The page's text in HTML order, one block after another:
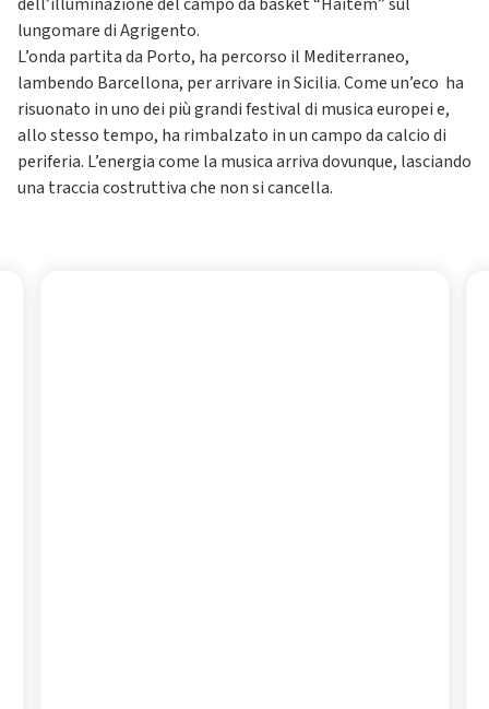
lungomare di Agrigento.
L’onda partita da Porto, ha percorso il Mediterraneo,
lambendo Barcellona, per arrivare in Sicilia. Come un’eco ha
risuonato in uno dei più grandi festival di musica europei e,
allo stesso tempo, ha rimbalzato in un campo da calcio di
periferia. L’energia come la musica arriva dovunque, lasciando
una traccia costruttiva che non si cancella.